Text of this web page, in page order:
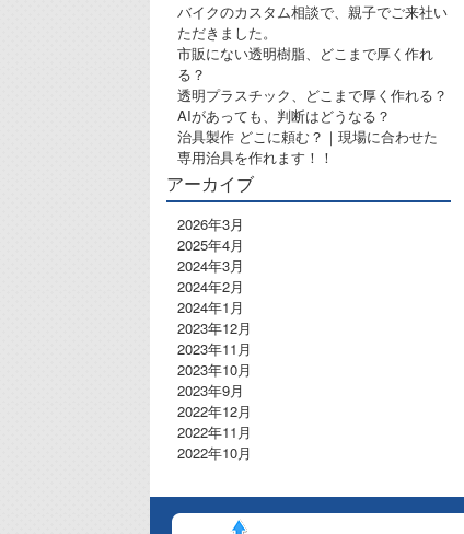
バイクのカスタム相談で、親子でご来社い
ただきました。
市販にない透明樹脂、どこまで厚く作れ
る？
透明プラスチック、どこまで厚く作れる？
AIがあっても、判断はどうなる？
治具製作 どこに頼む？｜現場に合わせた
専用治具を作れます！！
アーカイブ
2026年3月
2025年4月
2024年3月
2024年2月
2024年1月
2023年12月
2023年11月
2023年10月
2023年9月
2022年12月
2022年11月
2022年10月